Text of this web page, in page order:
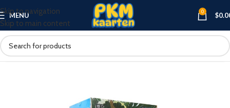
Skip to navigation
Skip to main content
MENU 0 $